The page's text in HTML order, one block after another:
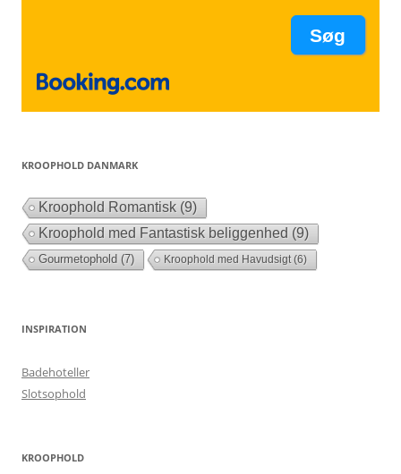
KROOPHOLD DANMARK
Kroophold Romantisk (9)
Kroophold med Fantastisk beliggenhed (9)
Gourmetophold (7) Kroophold med Havudsigt(6)
INSPIRATION
Badehoteller
Slotsophold
KROOPHOLD